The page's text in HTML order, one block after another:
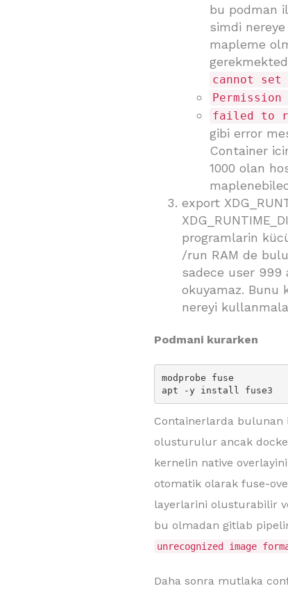
bu podman
simdi
mapleme
cannot set
Permission
failed to
gibi error
Container
1000 olan
export
programlarin
/run RAM de
sadece user 999
okuyamaz. Bunu
nereyi
Podmani kurarken
modprobe fuse
apt -y install fuse3
Containerlarda
olusturulur ancak
kernelin native
otomatik olarak fuse-
layerlarini olusturabilir
bu olmadan gitlab
unrecognized image
Daha sonra mutlaka